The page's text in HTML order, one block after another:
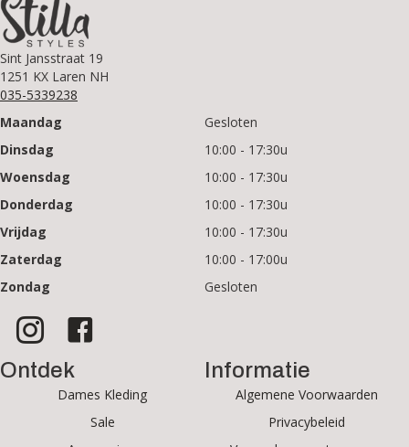
Sint Jansstraat 19
1251 KX Laren NH
035-5339238
Maandag
Gesloten
Dinsdag
10:00 - 17:30u
Woensdag
10:00 - 17:30u
Donderdag
10:00 - 17:30u
Vrijdag
10:00 - 17:30u
Zaterdag
10:00 - 17:00u
Zondag
Gesloten
Ontdek
Dames Kleding
Sale
Informatie
Algemene Voorwaarden
Privacybeleid